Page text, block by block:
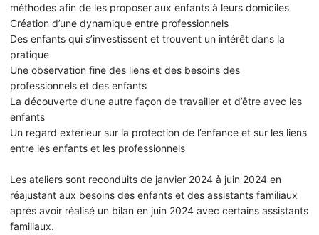
méthodes afin de les proposer aux enfants à leurs domiciles
Création d’une dynamique entre professionnels
Des enfants qui s’investissent et trouvent un intérêt dans la
pratique
Une observation fine des liens et des besoins des
professionnels et des enfants
La découverte d’une autre façon de travailler et d’être avec les
enfants
Un regard extérieur sur la protection de l’enfance et sur les liens
entre les enfants et les professionnels
Les ateliers sont reconduits de janvier 2024 à juin 2024 en
réajustant aux besoins des enfants et des assistants familiaux
après avoir réalisé un bilan en juin 2024 avec certains assistants
familiaux.